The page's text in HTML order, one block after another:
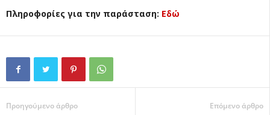
Πληροφορίες για την παράσταση: Εδώ
Προηγούμενο άρθρο Επόμενο άρθρο